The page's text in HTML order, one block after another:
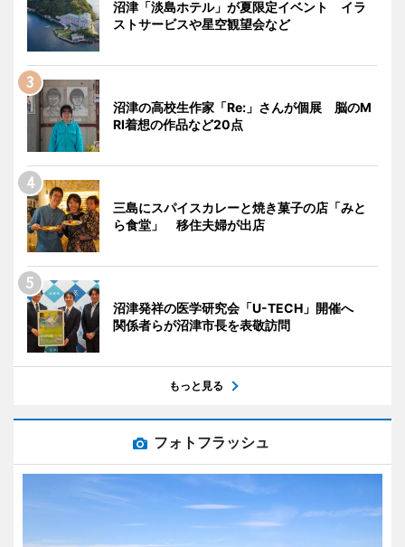
沼津「淡島ホテル」が夏限定イベント イラ
ストサービスや星空観望会など
沼津の高校生作家「Re:」さんが個展 脳のM
RI着想の作品など20点
三島にスパイスカレーと焼き菓子の店「みと
ら食堂」 移住夫婦が出店
沼津発祥の医学研究会「U-TECH」開催へ
関係者らが沼津市長を表敬訪問
もっと見る
フォトフラッシュ